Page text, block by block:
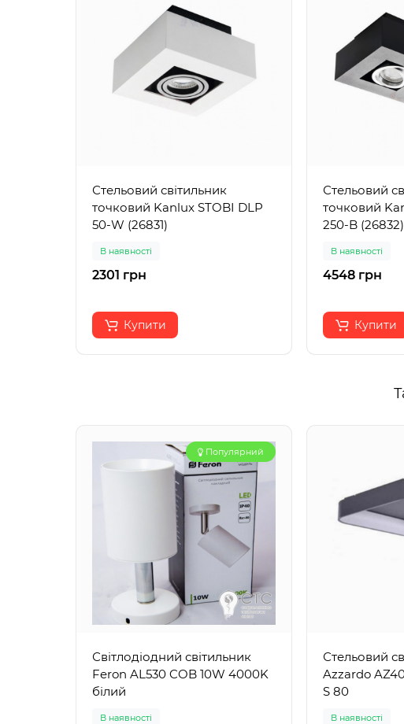
Стельовий світильник
точковий Kanlux STOBI DLP
50-W (26831)
В наявності
2301 грн
Купити
Стельовий
точковий
250-B (26832)
В наявності
4548 грн
Купити
Популярний
Світлодіодний світильник
Feron AL530 COB 10W 4000K
білий
В наявності
Стельовий
Azzardo
S 80
В наявності